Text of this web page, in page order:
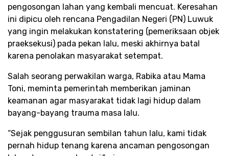
pengosongan lahan yang kembali mencuat. Keresahan
ini dipicu oleh rencana Pengadilan Negeri (PN) Luwuk
yang ingin melakukan konstatering (pemeriksaan objek
praeksekusi) pada pekan lalu, meski akhirnya batal
karena penolakan masyarakat setempat.​
Salah seorang perwakilan warga, Rabika atau Mama
Toni, meminta pemerintah memberikan jaminan
keamanan agar masyarakat tidak lagi hidup dalam
bayang-bayang trauma masa lalu.​
“Sejak penggusuran sembilan tahun lalu, kami tidak
pernah hidup tenang karena ancaman pengosongan